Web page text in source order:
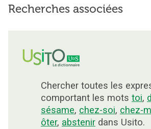
Recherches associées
Chercher toutes les
comportant les mots toi,
sésame, chez-soi, chez-
ôter, abstenir dans Usito.